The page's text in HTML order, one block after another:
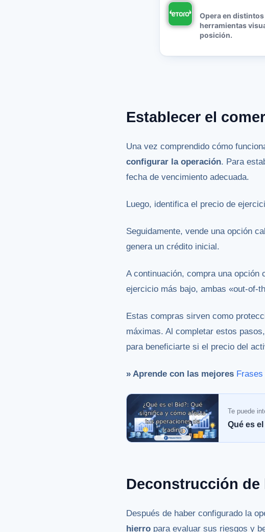
Opera en
herramientas
posición.
Establecer el
Una vez comprendido cómo
configurar la operación. Para
fecha de vencimiento adecuada.
Luego, identifica el precio de
Seguidamente, vende una opción
genera un crédito inicial.
A continuación, compra una
ejercicio más bajo, ambas «out-of-
Estas compras sirven como
máximas. Al completar estos
para beneficiarte si el precio del
» Aprende con las mejores
Te puede
Qué es
Deconstrucción
Después de haber configurado la
hierro para evaluar sus riesgos y